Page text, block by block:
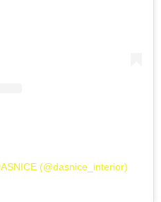
(@dasnice_interior)